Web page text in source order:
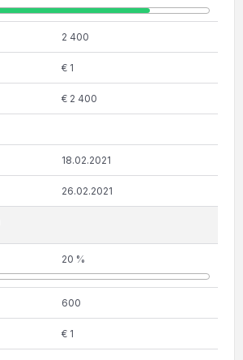
2 400
€ 1
€ 2 400
18.02.2021
26.02.2021
20 %
600
€ 1